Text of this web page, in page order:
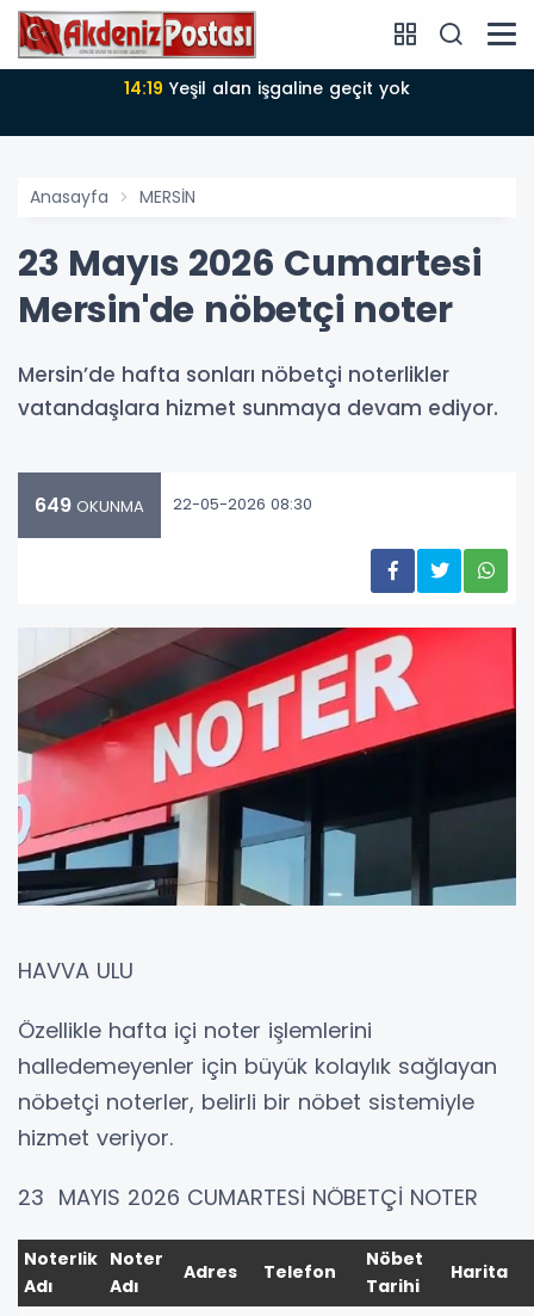
Anasayfa MERSİN
23 Mayıs 2026 Cumartesi
Mersin'de nöbetçi noter
Mersin’de hafta sonları nöbetçi noterlikler
vatandaşlara hizmet sunmaya devam ediyor.
649 OKUNMA 22-05-2026 08:30
HAVVA ULU
Özellikle hafta içi noter işlemlerini
halledemeyenler için büyük kolaylık sağlayan
nöbetçi noterler, belirli bir nöbet sistemiyle
hizmet veriyor.
23 MAYIS 2026 CUMARTESİ NÖBETÇİ NOTER
Noterlik
Adı
Noter
Adı
Adres Telefon
Nöbet
Tarihi
Harita